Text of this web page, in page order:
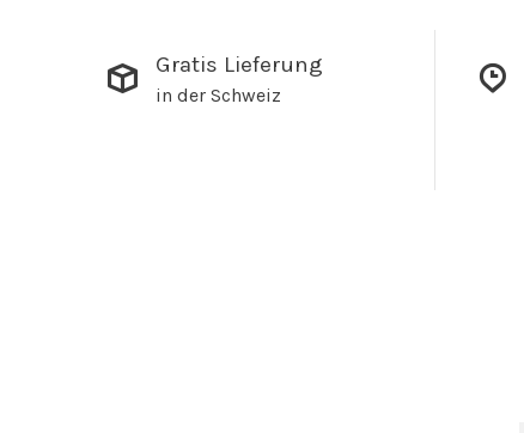
Gratis Lieferung
in der Schweiz